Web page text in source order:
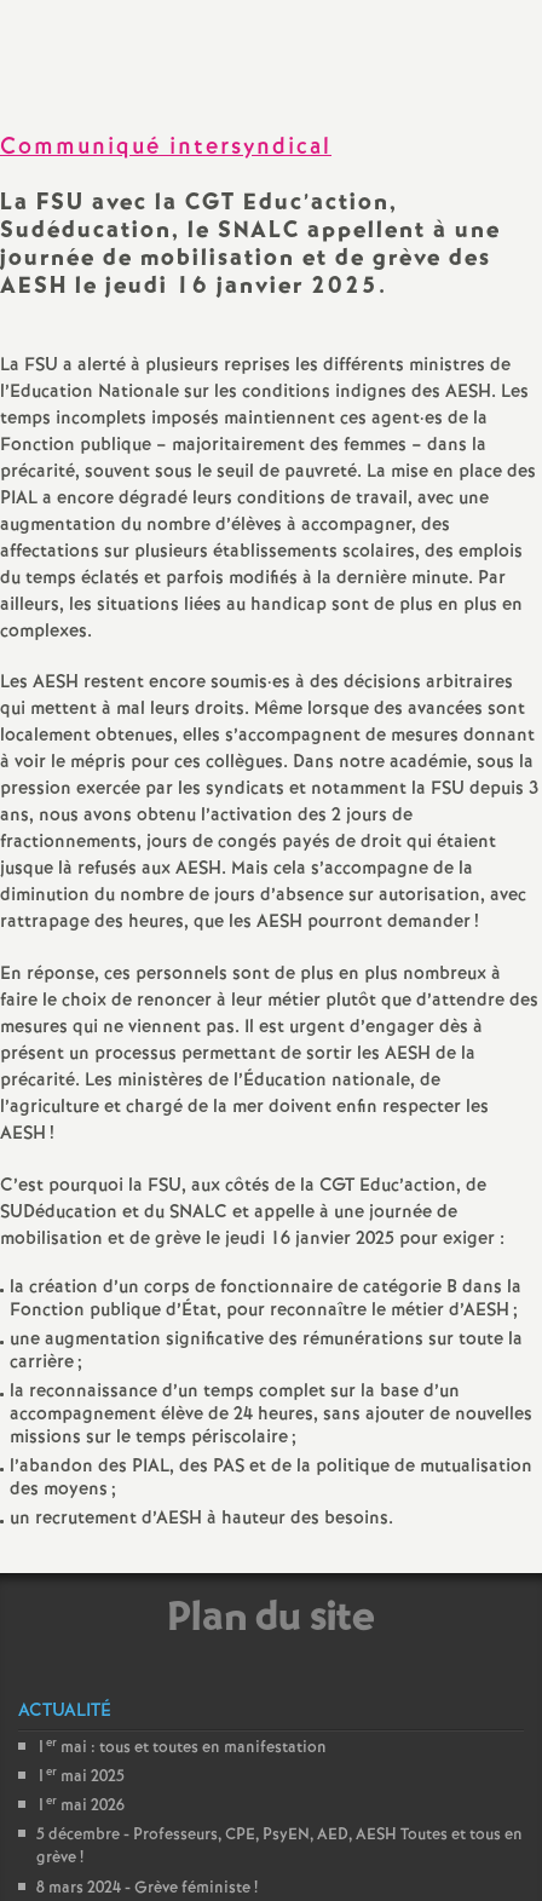
o
a
l
d
e
s
E
n
s
e
i
g
n
e
m
e
n
t
s
d
e
c
n
Communiqué intersyndical
La FSU avec la CGT Educ’action,
Sudéducation, le SNALC appellent à une
journée de mobilisation et de grève des
AESH le jeudi 16 janvier 2025.
La FSU a alerté à plusieurs reprises les différents ministres de
l’Education Nationale sur les conditions indignes des AESH. Les
temps incomplets imposés maintiennent ces agent·es de la
Fonction publique – majoritairement des femmes – dans la
précarité, souvent sous le seuil de pauvreté. La mise en place des
PIAL a encore dégradé leurs conditions de travail, avec une
augmentation du nombre d’élèves à accompagner, des
affectations sur plusieurs établissements scolaires, des emplois
du temps éclatés et parfois modifiés à la dernière minute. Par
ailleurs, les situations liées au handicap sont de plus en plus en
complexes.
Les AESH restent encore soumis·es à des décisions arbitraires
qui mettent à mal leurs droits. Même lorsque des avancées sont
localement obtenues, elles s’accompagnent de mesures donnant
à voir le mépris pour ces collègues. Dans notre académie, sous la
pression exercée par les syndicats et notamment la FSU depuis 3
ans, nous avons obtenu l’activation des 2 jours de
fractionnements, jours de congés payés de droit qui étaient
jusque là refusés aux AESH. Mais cela s’accompagne de la
diminution du nombre de jours d’absence sur autorisation, avec
rattrapage des heures, que les AESH pourront demander!
En réponse, ces personnels sont de plus en plus nombreux à
faire le choix de renoncer à leur métier plutôt que d’attendre des
mesures qui ne viennent pas. Il est urgent d’engager dès à
présent un processus permettant de sortir les AESH de la
précarité. Les ministères de l’Éducation nationale, de
l’agriculture et chargé de la mer doivent enfin respecter les
AESH !
C’est pourquoi la FSU, aux côtés de la CGT Educ’action, de
SUDéducation et du SNALC et appelle à une journée de
mobilisation et de grève le jeudi 16 janvier 2025 pour exiger :
la création d’un corps de fonctionnaire de catégorie B dans la
Fonction publique d’État, pour reconnaître le métier d’AESH;
une augmentation significative des rémunérations sur toute la
carrière;
la reconnaissance d’un temps complet sur la base d’un
accompagnement élève de 24 heures, sans ajouter de nouvelles
missions sur le temps périscolaire;
l’abandon des PIAL, des PAS et de la politique de mutualisation
des moyens;
un recrutement d’AESH à hauteur des besoins.
Plan du site
ACTUALITÉ
1 er mai : tous et toutes en manifestation
1 er mai 2025
1 er mai 2026
5 décembre - Professeurs, CPE, PsyEN, AED, AESH Toutes et tous en
grève!
8 mars 2024 - Grève féministe!